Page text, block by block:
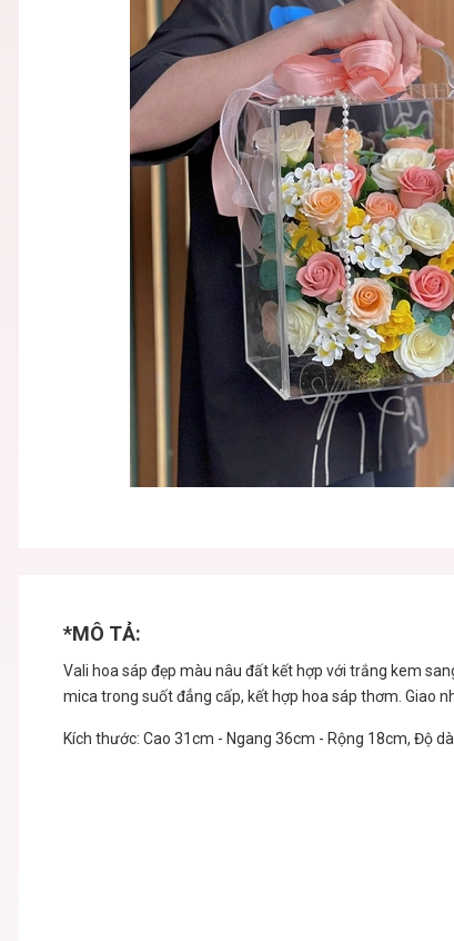
*MÔ TẢ:
Vali hoa sáp đẹp màu nâu đất kết hợp với trắng kem
mica trong suốt đẳng cấp, kết hợp hoa sáp thơm. Giao
Kích thước: Cao 31cm - Ngang 36cm - Rộng 18cm, Độ